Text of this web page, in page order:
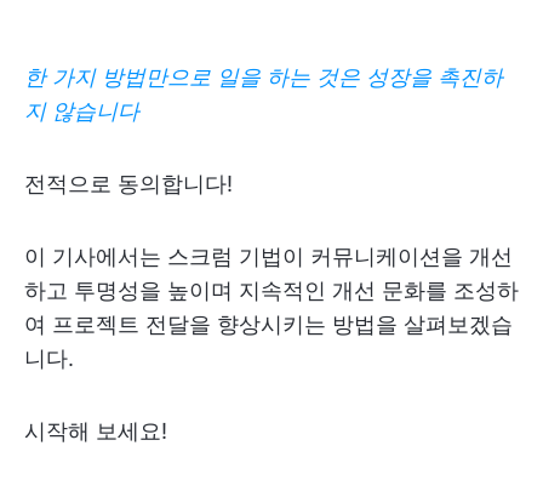
한 가지 방법만으로 일을 하는 것은 성장을 촉진하
지 않습니다
전적으로 동의합니다!
이 기사에서는 스크럼 기법이 커뮤니케이션을 개선
하고 투명성을 높이며 지속적인 개선 문화를 조성하
여 프로젝트 전달을 향상시키는 방법을 살펴보겠습
니다.
시작해 보세요!